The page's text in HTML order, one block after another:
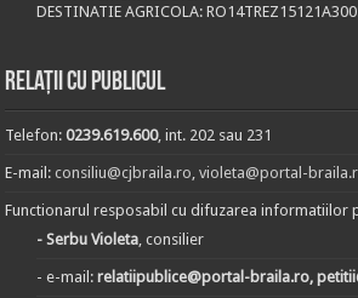
DESTINATIE AGRICOLA:
Relații cu publicul
Telefon:0239.619.600, int. 202 sau 231
E-mail:consiliu@cjbraila.ro,violeta@portal-
Functionarul resposabil cu difuzarea informatiilor
- Serbu Violeta, consilier
- e-mail:relatiipublice@portal-braila.ro,